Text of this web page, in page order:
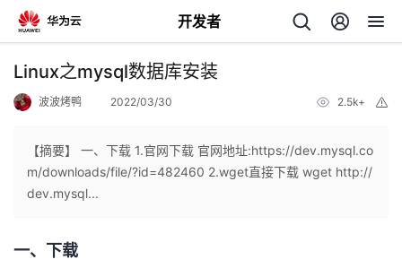
开发者
返
人
我
Linux之mysql数据库安装
波波烤鸭 2022/03/30 2.5k+
【摘要】 一、下载 1.官网下载 官网地址:https://dev.mysql.co
m/downloads/file/?id=482460 2.wget直接下载 wget http://
dev.mysql...
一、下载